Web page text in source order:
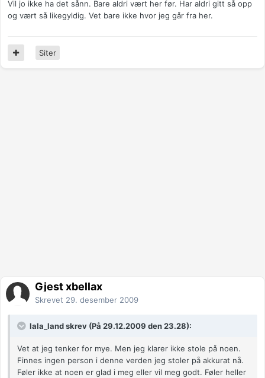
Vil jo ikke ha det sånn. Bare aldri vært her før. Har aldri gitt så opp
og vært så likegyldig. Vet bare ikke hvor jeg går fra her.
Siter
Gjest xbellax
Skrevet 29. desember 2009
lala_land skrev (På 29.12.2009 den 23.28):
Vet at jeg tenker for mye. Men jeg klarer ikke stole på noen.
Finnes ingen person i denne verden jeg stoler på akkurat nå.
Føler ikke at noen er glad i meg eller vil meg godt. Føler heller